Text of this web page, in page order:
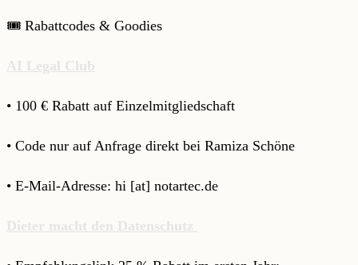
🎟️ Rabattcodes & Goodies
AI Legal Club
• 100 € Rabatt auf Einzelmitgliedschaft
• Code nur auf Anfrage direkt bei Ramiza Schöne
• E-Mail-Adresse: hi [at] notartec.de
Dieter macht den Datenschutz